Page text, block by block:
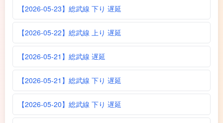
【2026-05-23】総武線 下り 遅延
【2026-05-22】総武線 上り 遅延
【2026-05-21】総武線 遅延
【2026-05-21】総武線 下り 遅延
【2026-05-20】総武線 下り 遅延